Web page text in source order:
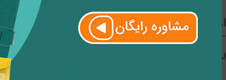
ارسال نظر
لطفا برای ارسال نظر